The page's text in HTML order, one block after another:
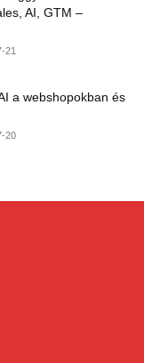
AI, GTM –
21
a webshopokban és
20